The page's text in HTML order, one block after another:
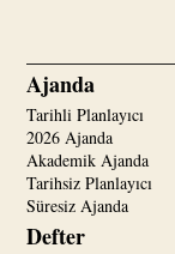
Ajanda
Tarihli Planlayıcı
2026 Ajanda
Akademik Ajanda
Tarihsiz Planlayıcı
Süresiz Ajanda
Defter